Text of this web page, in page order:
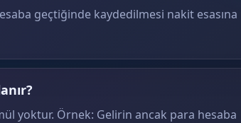
geçtiğinde kaydedilmesi nakit esasına
yoktur. Örnek: Gelirin ancak para hesaba